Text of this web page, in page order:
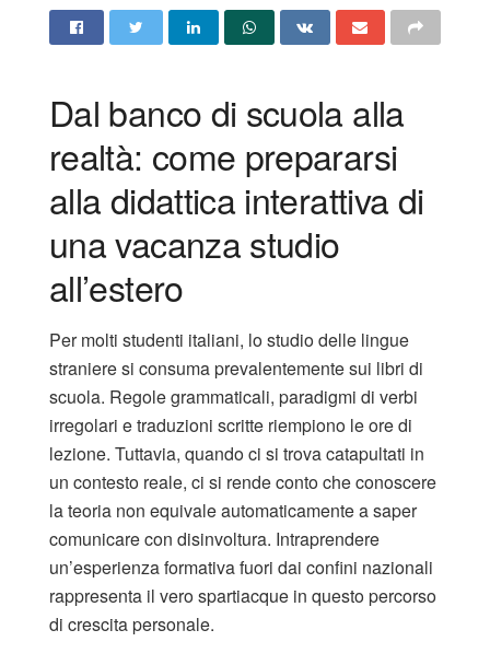
Dal banco di scuola alla
realtà: come prepararsi
alla didattica interattiva di
una vacanza studio
all’estero
Per molti studenti italiani, lo studio delle lingue
straniere si consuma prevalentemente sui libri di
scuola. Regole grammaticali, paradigmi di verbi
irregolari e traduzioni scritte riempiono le ore di
lezione. Tuttavia, quando ci si trova catapultati in
un contesto reale, ci si rende conto che conoscere
la teoria non equivale automaticamente a saper
comunicare con disinvoltura. Intraprendere
un’esperienza formativa fuori dai confini nazionali
rappresenta il vero spartiacque in questo percorso
di crescita personale.